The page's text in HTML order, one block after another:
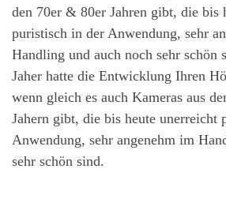
den 70er & 80er Jahren gibt, die bis
puristisch in der Anwendung, sehr
Handling und auch noch sehr schön
Jaher hatte die Entwicklung Ihren
wenn gleich es auch Kameras aus
Jahern gibt, die bis heute unerreicht
Anwendung, sehr angenehm im
sehr schön sind.